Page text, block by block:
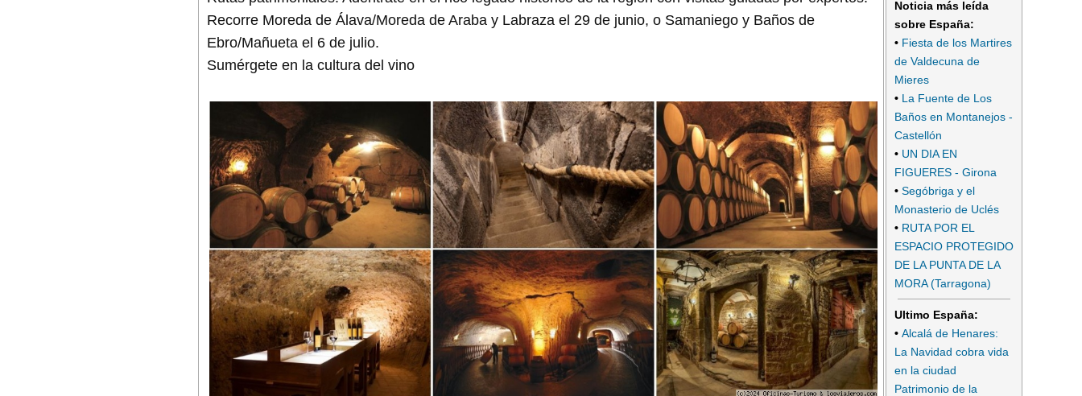
Recorre Moreda de Álava/Moreda de Araba y Labraza el 29 de junio, o Samaniego y Baños de
Ebro/Mañueta el 6 de julio.
Sumérgete en la cultura del vino
Noticia más leída
sobre España:
• Fiesta de los Martires
de Valdecuna de
Mieres
• La Fuente de Los
Baños en Montanejos -
Castellón
• UN DIA EN
FIGUERES - Girona
• Segóbriga y el
Monasterio de Uclés
• RUTA POR EL
ESPACIO PROTEGIDO
DE LA PUNTA DE LA
MORA (Tarragona)
Ultimo España:
• Alcalá de Henares:
La Navidad cobra vida
en la ciudad
Patrimonio de la